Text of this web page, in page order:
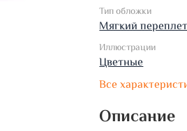
Тип обложки
Мягкий
Иллюстрации
Цветные
Все
Описание